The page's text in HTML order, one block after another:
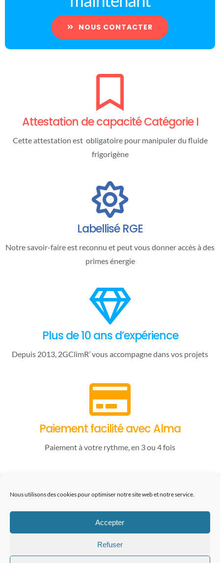
Nous utilisons des cookies pour optimiser notre site web et notre service.
Accepter
Refuser
NOUS CONTACTER
Attestation de capacité Catégorie I
Cette attestation est obligatoire pour manipuler du fluide
frigorigène
Labellisé RGE
Notre savoir-faire est reconnu et peut vous donner accès à des
primes énergie
Plus de 10 ans d’expérience
Depuis 2013, 2GClimR’ vous accompagne dans vos projets
Paiement facilité avec Alma
Paiement à votre rythme, en 3 ou 4 fois